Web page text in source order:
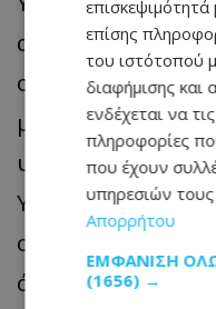
απομάκρυνσης
οικογενειακό
μάρτυρας
υποβλήθηκε ότι η
ΥΚΕ είναι η
οικογένεια,
ότι η
επίσης
του ιστότοπού
διαφήμισης και
ενδέχεται να
πληροφορίες
που έχουν
υπηρεσιών
Απορρήτου
ΕΜΦΆΝΙΣΗ
(1656) →